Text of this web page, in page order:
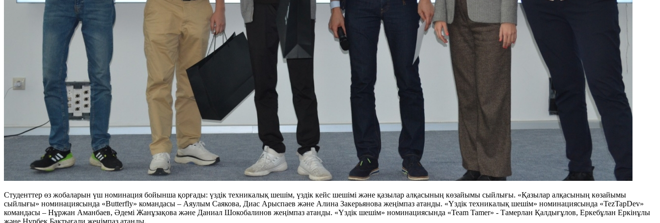
Студенттер өз жобаларын үш номинация бойынша қорғады: үздік техникалық шешім, үздік кейс шешімі және қазылар алқасының көзайымы сыйлығы. «Қазылар алқасының көзайымы
сыйлығы» номинациясында «Butterfly» командасы – Аяулым Саякова, Диас Арыспаев және Алина Закерьянова жеңімпаз атанды. «Үздік техникалық шешім» номинациясында «TezTapDev»
командасы – Нұржан Аманбаев, Әдемі Жанұзақова және Даниал Шокобалинов жеңімпаз атанды. «Үздік шешім» номинациясында «Team Tamer» - Тамерлан Қалдығұлов, Еркебұлан Еркінұлы
және Нұрбек Бақтығали жеңімпаз атанды.